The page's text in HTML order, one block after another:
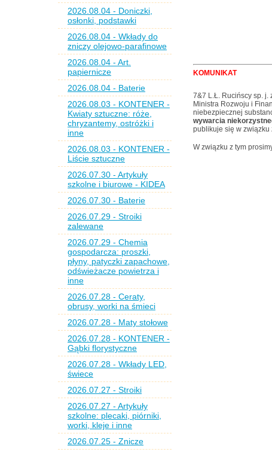
2026.08.04 - Doniczki,
osłonki, podstawki
2026.08.04 - Wkłady do
zniczy olejowo-parafinowe
2026.08.04 - Art.
papiernicze
2026.08.04 - Baterie
2026.08.03 - KONTENER -
Kwiaty sztuczne: róże,
chryzantemy, ostróżki i
inne
2026.08.03 - KONTENER -
Liście sztuczne
2026.07.30 - Artykuły
szkolne i biurowe - KIDEA
2026.07.30 - Baterie
2026.07.29 - Stroiki
zalewane
2026.07.29 - Chemia
gospodarcza: proszki,
płyny, patyczki zapachowe,
odświeżacze powietrza i
inne
2026.07.28 - Ceraty,
obrusy, worki na śmieci
2026.07.28 - Maty stołowe
2026.07.28 - KONTENER -
Gąbki florystyczne
2026.07.28 - Wkłady LED,
świece
2026.07.27 - Stroiki
2026.07.27 - Artykuły
szkolne: plecaki, piórniki,
worki, kleje i inne
2026.07.25 - Znicze
KOMUNIKAT
7&7 L.Ł. Rucińscy sp. j.
Ministra Rozwoju i
niebezpiecznej
wywarcia
publikuje się w
W związku z tym